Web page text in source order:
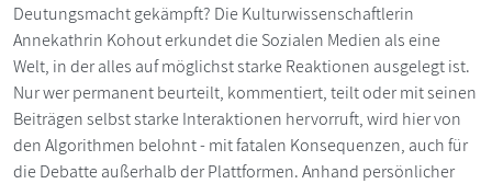
Deutungsmacht gekämpft? Die Kulturwissenschaftlerin
Annekathrin Kohout erkundet die Sozialen Medien als eine
Welt, in der alles auf möglichst starke Reaktionen ausgelegt ist.
Nur wer permanent beurteilt, kommentiert, teilt oder mit seinen
Beiträgen selbst starke Interaktionen hervorruft, wird hier von
den Algorithmen belohnt - mit fatalen Konsequenzen, auch für
die Debatte außerhalb der Plattformen. Anhand persönlicher